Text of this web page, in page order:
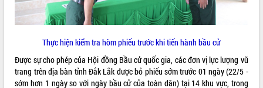
Khám bệnh, cấp phát thuốc miễn phí
và tặng quà người dân xã Cư Pui
Hội nghị UBND tỉnh Đắk Lắk thường kỳ
tháng 7/2026
Thực hiện kiểm tra hòm phiếu trước khi tiến hành bầu cử
Được sự cho phép của Hội đồng Bầu cử quốc gia, các đơn vị lực lượng vũ
trang trên địa bàn tỉnh Đắk Lắk được bỏ phiếu sớm trước 01 ngày (22/5 -
sớm hơn 1 ngày so với ngày bầu cử của toàn dân) tại 14 khu vực, trong